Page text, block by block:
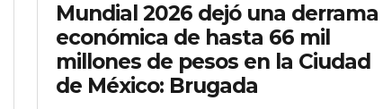
Mundial 2026 dejó una derrama
económica de hasta 66 mil
millones de pesos en la Ciudad
de México: Brugada